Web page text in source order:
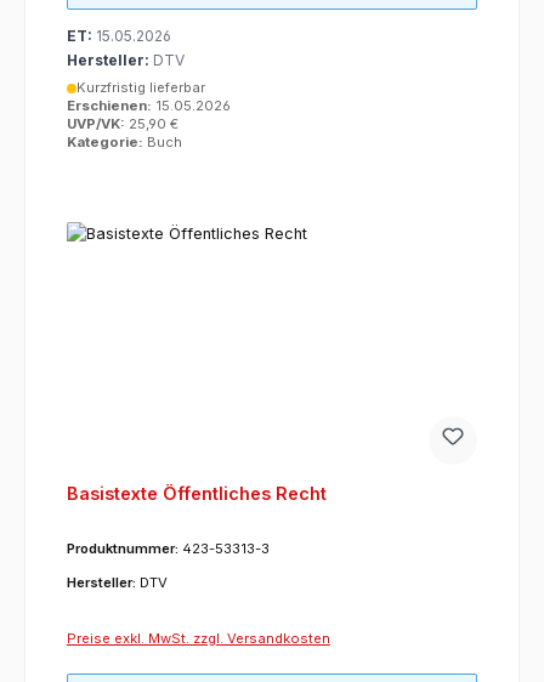
ET: 15.05.2026
Hersteller: DTV
Kurzfristig lieferbar
Erschienen: 15.05.2026
UVP/VK: 25,90 €
Kategorie: Buch
Basistexte Öffentliches Recht
Produktnummer: 423-53313-3
Hersteller: DTV
Preise exkl. MwSt. zzgl. Versandkosten